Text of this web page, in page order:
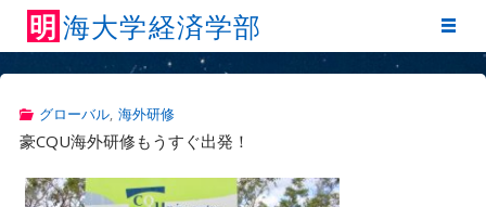
明 海大学経済学部
グローバル, 海外研修
豪CQU海外研修もうすぐ出発！